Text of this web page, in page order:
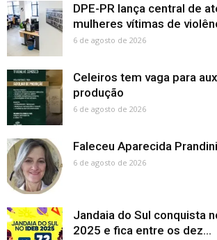
DPE-PR lança central de
mulheres vítimas de
6 de agosto de 2026
Celeiros tem vaga para
produção
6 de agosto de 2026
Faleceu Aparecida
6 de agosto de 2026
Jandaia do Sul conquista
2025 e fica entre os dez...